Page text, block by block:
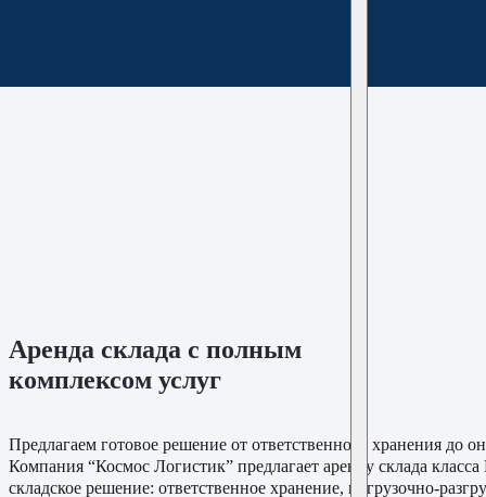
Аренда склада с полным
комплексом услуг
Предлагаем готовое решение от ответственного хранения до
Компания “Космос Логистик” предлагает аренду склада
складское решение: ответственное хранение, погрузочно-